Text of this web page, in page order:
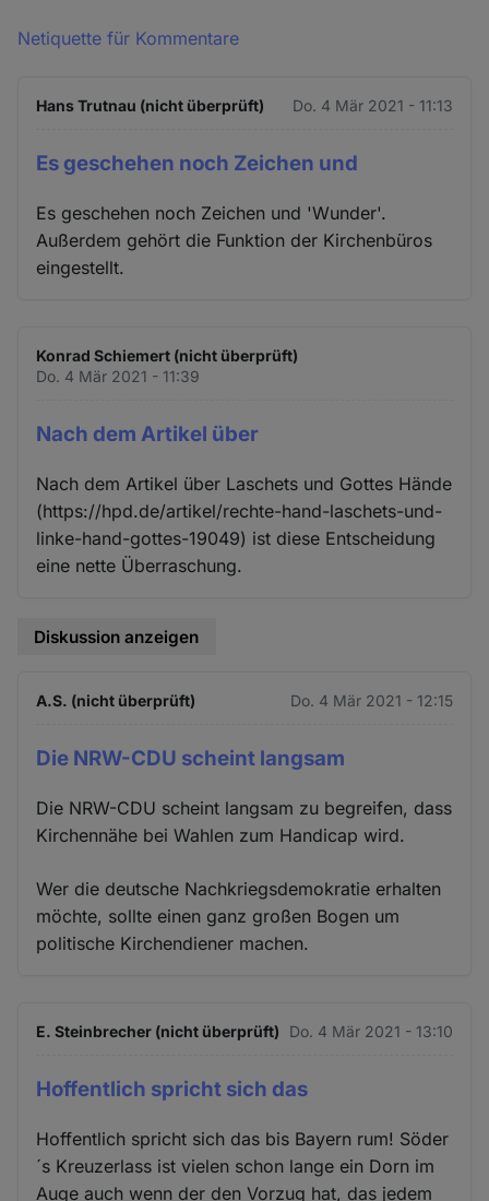
Netiquette für Kommentare
Hans Trutnau (nicht überprüft) Do. 4 Mär 2021 - 11:13
Es geschehen noch Zeichen und
Es geschehen noch Zeichen und 'Wunder'.
Außerdem gehört die Funktion der Kirchenbüros
eingestellt.
Konrad Schiemert (nicht überprüft)
Do. 4 Mär 2021 - 11:39
Nach dem Artikel über
Nach dem Artikel über Laschets und Gottes Hände
(https://hpd.de/artikel/rechte-hand-laschets-und-
linke-hand-gottes-19049) ist diese Entscheidung
eine nette Überraschung.
Diskussion anzeigen
A.S. (nicht überprüft) Do. 4 Mär 2021 - 12:15
Die NRW-CDU scheint langsam
Die NRW-CDU scheint langsam zu begreifen, dass
Kirchennähe bei Wahlen zum Handicap wird.
Wer die deutsche Nachkriegsdemokratie erhalten
möchte, sollte einen ganz großen Bogen um
politische Kirchendiener machen.
E. Steinbrecher (nicht überprüft) Do. 4 Mär 2021 - 13:10
Hoffentlich spricht sich das
Hoffentlich spricht sich das bis Bayern rum! Söder
´s Kreuzerlass ist vielen schon lange ein Dorn im
Auge auch wenn der den Vorzug hat, das jedem